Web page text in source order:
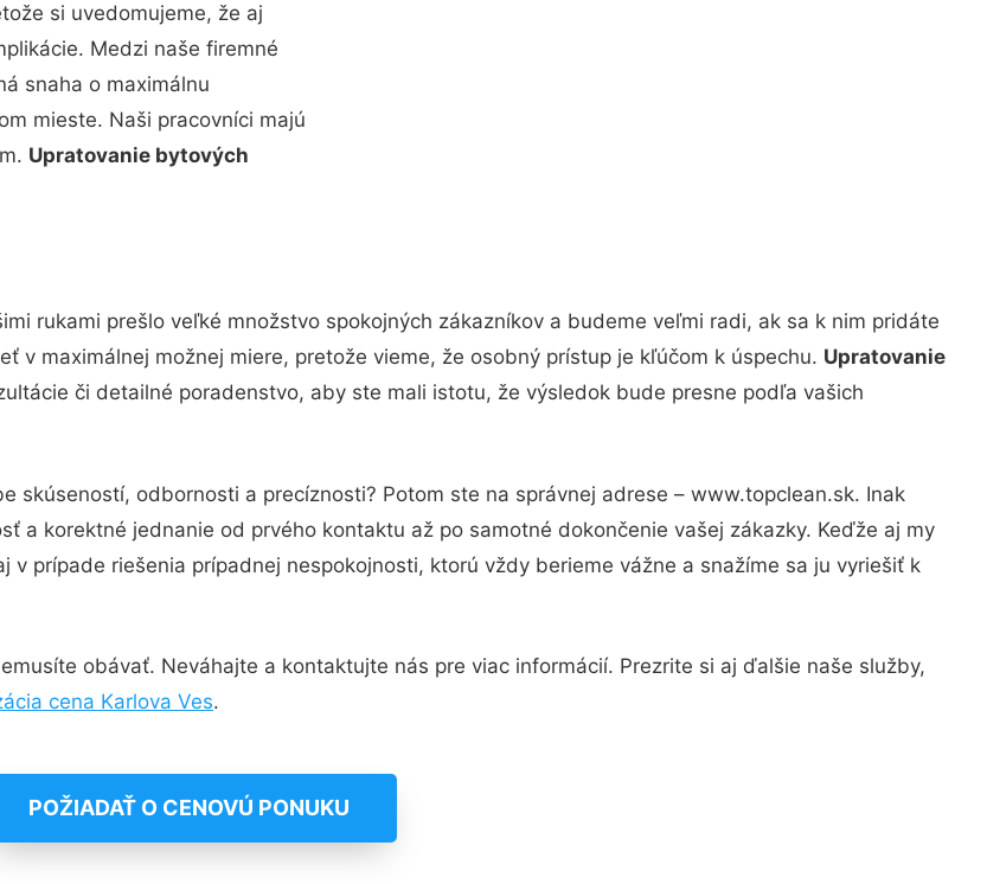
si uvedomujeme, že aj
Medzi naše firemné
snaha o maximálnu
mieste. Naši pracovníci majú
Upratovanie bytových
rukami prešlo veľké množstvo spokojných zákazníkov a budeme veľmi radi, ak sa k nim pridáte
v maximálnej možnej miere, pretože vieme, že osobný prístup je kľúčom k úspechu. Upratovanie
či detailné poradenstvo, aby ste mali istotu, že výsledok bude presne podľa vašich
skúseností, odbornosti a precíznosti? Potom ste na správnej adrese – www.topclean.sk. Inak
a korektné jednanie od prvého kontaktu až po samotné dokončenie vašej zákazky. Keďže aj my
prípade riešenia prípadnej nespokojnosti, ktorú vždy berieme vážne a snažíme sa ju vyriešiť k
obávať. Neváhajte a kontaktujte nás pre viac informácií. Prezrite si aj ďalšie naše služby,
cena Karlova Ves.
POŽIADAŤ O CENOVÚ PONUKU